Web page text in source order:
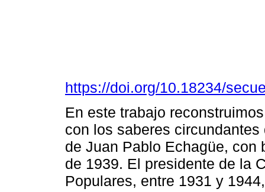
https://doi.org/10.18234/
En este trabajo
con los saberes
de Juan Pablo Echagüe, con
de 1939. El presidente de la
Populares, entre 1931 y